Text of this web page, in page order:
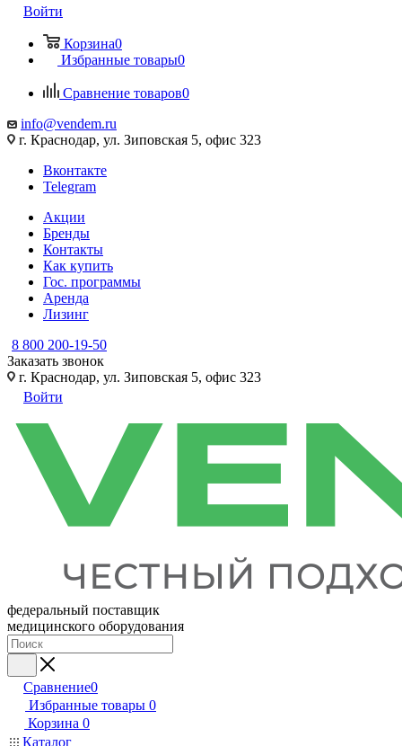
Войти
Корзина0
Избранные товары0
Сравнение товаров0
info@vendem.ru
г. Краснодар, ул. Зиповская 5, офис 323
Вконтакте
Telegram
Акции
Бренды
Контакты
Как купить
Гос. программы
Аренда
Лизинг
8 800 200-19-50
Заказать звонок
г. Краснодар, ул. Зиповская 5, офис 323
Войти
федеральный поставщик
медицинского оборудования
Сравнение0
Избранные товары 0
Корзина 0
Каталог